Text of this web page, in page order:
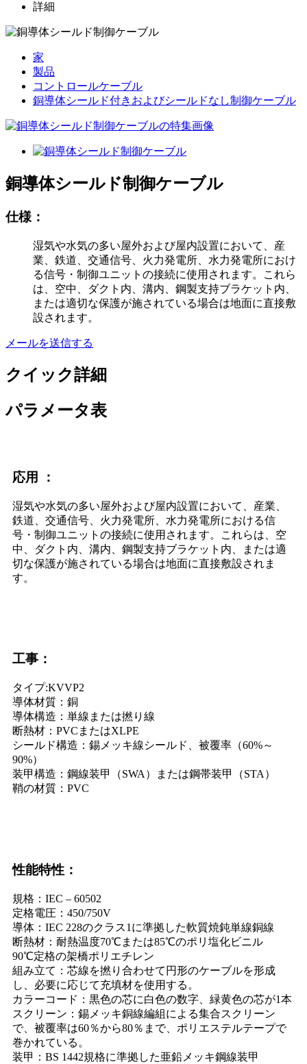
詳細
家
製品
コントロールケーブル
銅導体シールド付きおよびシールドなし制御ケーブル
銅導体シールド制御ケーブル
仕様：
湿気や水気の多い屋外および屋内設置において、産
業、鉄道、交通信号、火力発電所、水力発電所におけ
る信号・制御ユニットの接続に使用されます。これら
は、空中、ダクト内、溝内、鋼製支持ブラケット内、
または適切な保護が施されている場合は地面に直接敷
設されます。
メールを送信する
クイック詳細
パラメータ表
応用 ：
湿気や水気の多い屋外および屋内設置において、産業、
鉄道、交通信号、火力発電所、水力発電所における信
号・制御ユニットの接続に使用されます。これらは、空
中、ダクト内、溝内、鋼製支持ブラケット内、または適
切な保護が施されている場合は地面に直接敷設されま
す。
工事：
タイプ:KVVP2
導体材質：銅
導体構造：単線または撚り線
断熱材：PVCまたはXLPE
シールド構造：錫メッキ線シールド、被覆率（60%～
90%）
装甲構造：鋼線装甲（SWA）または鋼帯装甲（STA）
鞘の材質：PVC
性能特性：
規格：IEC – 60502
定格電圧：450/750V
導体：IEC 228のクラス1に準拠した軟質焼鈍単線銅線
断熱材：耐熱温度70℃または85℃のポリ塩化ビニル
90℃定格の架橋ポリエチレン
組み立て：芯線を撚り合わせて円形のケーブルを形成
し、必要に応じて充填材を使用する。
カラーコード：黒色の芯に白色の数字、緑黄色の芯が1本
スクリーン：錫メッキ銅線編組による集合スクリーン
で、被覆率は60％から80％まで、ポリエステルテープで
巻かれている。
装甲：BS 1442規格に準拠した亜鉛メッキ鋼線装甲